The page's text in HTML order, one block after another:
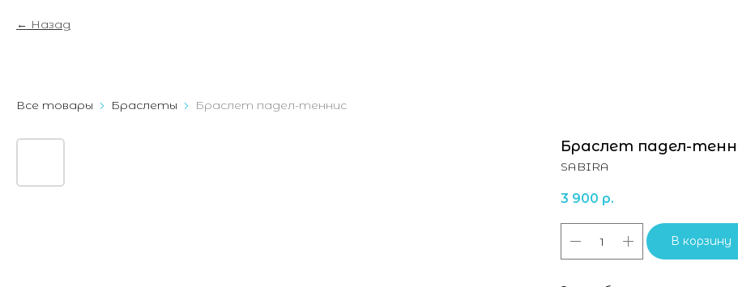
Назад
Все товары Браслеты Браслет падел-теннис
Браслет падел-
SABIRA
3 900 р.
В корзину